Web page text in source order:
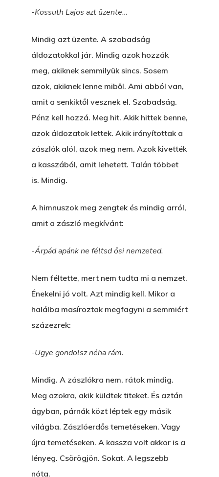
-Kossuth Lajos azt üzente…
Mindig azt üzente. A szabadság
áldozatokkal jár. Mindig azok hozzák
meg, akiknek semmilyük sincs. Sosem
azok, akiknek lenne miből. Ami abból van,
amit a senkiktől vesznek el. Szabadság.
Pénz kell hozzá. Meg hit. Akik hittek benne,
azok áldozatok lettek. Akik irányítottak a
zászlók alól, azok meg nem. Azok kivették
a kasszából, amit lehetett. Talán többet
is. Mindig.
A himnuszok meg zengtek és mindig arról,
amit a zászló megkívánt:
-Árpád apánk ne féltsd ősi nemzeted.
Nem féltette, mert nem tudta mi a nemzet.
Énekelni jó volt. Azt mindig kell. Mikor a
halálba masíroztak megfagyni a semmiért
százezrek:
-Ugye gondolsz néha rám.
Mindig. A zászlókra nem, rátok mindig.
Meg azokra, akik küldtek titeket. És aztán
ágyban, párnák közt léptek egy másik
világba. Zászlóerdős temetéseken. Vagy
újra temetéseken. A kassza volt akkor is a
lényeg. Csörögjön. Sokat. A legszebb
nóta.